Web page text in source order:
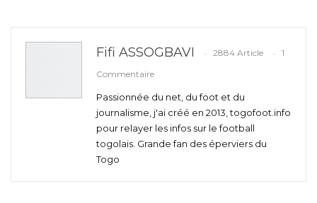
Fifi ASSOGBAVI 2884 Article
1
Commentaire
Passionnée du net, du foot et du
journalisme, j'ai créé en 2013, togofoot.info
pour relayer les infos sur le football
togolais. Grande fan des éperviers du
Togo